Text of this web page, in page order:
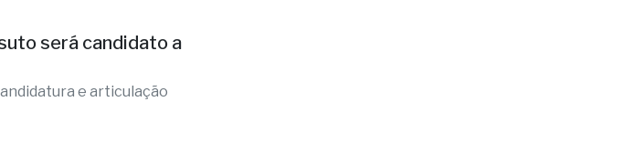
será candidato a
e articulação